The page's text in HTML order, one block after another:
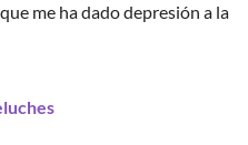
me ha dado depresión a la